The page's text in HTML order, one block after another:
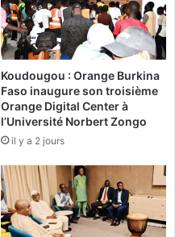
Koudougou : Orange Burkina
Faso inaugure son troisième
Orange Digital Center à
l’Université Norbert Zongo
il y a 2 jours